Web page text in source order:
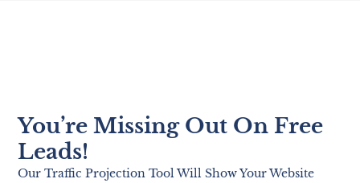
You’re Missing Out On Free
Leads!
Our Traffic Projection Tool Will Show Your Website